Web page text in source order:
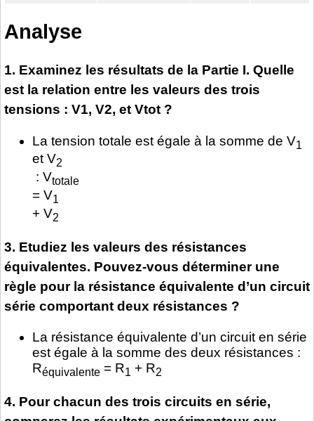
Analyse
1. Examinez les résultats de la Partie I. Quelle
est la relation entre les valeurs des trois
tensions : V1, V2, et Vtot ?
La tension totale est égale à la somme de V1
et V2
: Vtotale
= V1
+ V2
3. Etudiez les valeurs des résistances
équivalentes. Pouvez-vous déterminer une
règle pour la résistance équivalente d’un circuit
série comportant deux résistances ?
La résistance équivalente d’un circuit en série
est égale à la somme des deux résistances :
Réquivalente = R1 + R2
4. Pour chacun des trois circuits en série,